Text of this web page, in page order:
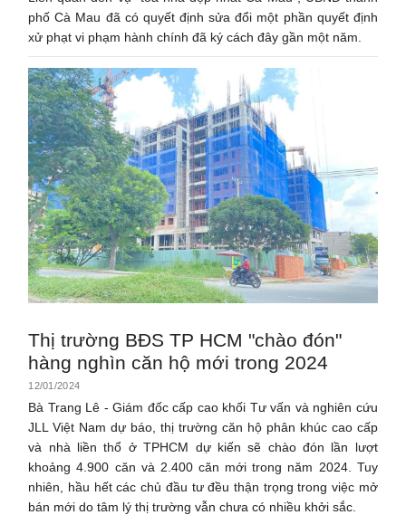
phố Cà Mau đã có quyết định sửa đổi một phần quyết định
xử phạt vi phạm hành chính đã ký cách đây gần một năm.
Thị trường BĐS TP HCM "chào đón"
hàng nghìn căn hộ mới trong 2024
12/01/2024
Bà Trang Lê - Giám đốc cấp cao khối Tư vấn và nghiên cứu
JLL Việt Nam dự báo, thị trường căn hộ phân khúc cao cấp
và nhà liền thổ ở TPHCM dự kiến sẽ chào đón lần lượt
khoảng 4.900 căn và 2.400 căn mới trong năm 2024. Tuy
nhiên, hầu hết các chủ đầu tư đều thận trọng trong việc mở
bán mới do tâm lý thị trường vẫn chưa có nhiều khởi sắc.